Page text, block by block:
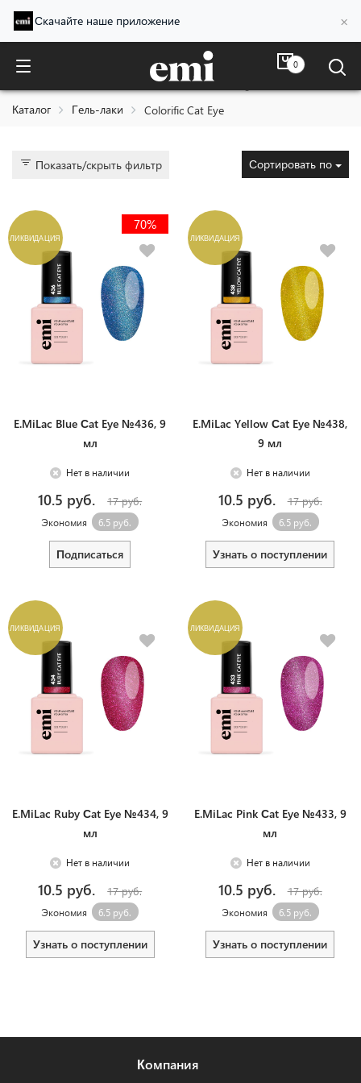
Скачайте наше приложение ×
0
Colorific Cat Eye
Каталог Гель-лаки Colorific Cat Eye
Показать/скрыть фильтр Сортировать по
ЛИКВИДАЦИЯ
70%
E.MiLac Blue Сat Eye №436, 9
мл
Нет в наличии
10.5 руб. 17 руб.
Экономия 6.5 руб.
Подписаться
ЛИКВИДАЦИЯ
E.MiLac Yellow Сat Eye №438,
9 мл
Нет в наличии
10.5 руб. 17 руб.
Экономия 6.5 руб.
Узнать о поступлении
ЛИКВИДАЦИЯ
E.MiLac Ruby Сat Eye №434, 9
мл
Нет в наличии
10.5 руб. 17 руб.
Экономия 6.5 руб.
Узнать о поступлении
ЛИКВИДАЦИЯ
E.MiLac Pink Сat Eye №433, 9
мл
Нет в наличии
10.5 руб. 17 руб.
Экономия 6.5 руб.
Узнать о поступлении
Компания